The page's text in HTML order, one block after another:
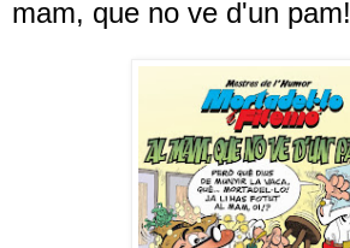
mam, que no ve d'un pam!